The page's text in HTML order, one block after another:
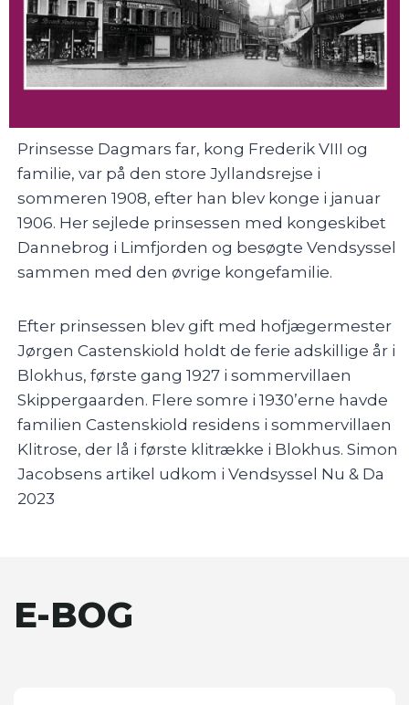
Prinsesse Dagmars far, kong Frederik VIII og
familie, var på den store Jyllandsrejse i
sommeren 1908, efter han blev konge i januar
1906. Her sejlede prinsessen med kongeskibet
Dannebrog i Limfjorden og besøgte Vendsyssel
sammen med den øvrige kongefamilie.
Efter prinsessen blev gift med hofjægermester
Jørgen Castenskiold holdt de ferie adskillige år i
Blokhus, første gang 1927 i sommervillaen
Skippergaarden. Flere somre i 1930’erne havde
familien Castenskiold residens i sommervillaen
Klitrose, der lå i første klitrække i Blokhus. Simon
Jacobsens artikel udkom i Vendsyssel Nu & Da
2023
E-BOG